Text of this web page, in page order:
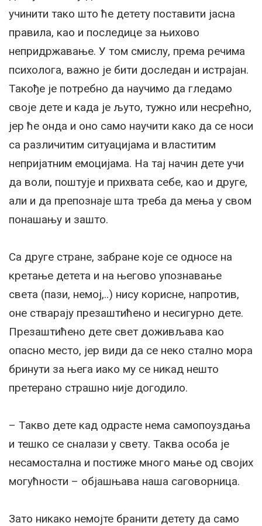
учинити тако што ће детету поставити јасна
правила, као и последице за њихово
непридржавање. У том смислу, према речима
психолога, важно је бити доследан и истрајан.
Такође је потребно да научимо да гледамо
своје дете и када је љуто, тужно или несрећно,
јер ће онда и оно само научити како да се носи
са различитим ситуацијама и властитим
непријатним емоцијама. На тај начин дете учи
да воли, поштује и прихвата себе, као и друге,
али и да препознаје шта треба да мења у свом
понашању и зашто.
Са друге стране, забране које се односе на
кретање детета и на његово упознавање
света (пази, немој,..) нису корисне, напротив,
оне стварају презаштићено и несигурно дете.
Презаштићено дете свет доживљава као
опасно место, јер види да се неко стално мора
бринути за њега иако му се никад нешто
претерано страшно није догодило.
– Такво дете кад одрасте нема самопоуздања
и тешко се сналази у свету. Таква особа је
несамостална и постиже много мање од својих
могућности – објашњава наша саговорница.
Зато никако немојте бранити детету да само